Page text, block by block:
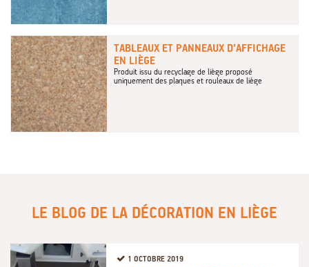
TABLEAUX ET PANNEAUX D’AFFICHAGE
EN LIÈGE
Produit issu du recyclage de liège proposé
uniquement des plaques et rouleaux de liège
LE BLOG DE LA DÉCORATION EN LIÈGE
1 OCTOBRE 2019